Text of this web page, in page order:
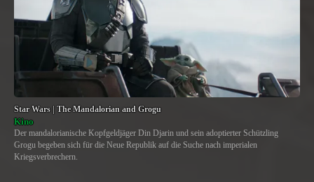
Star Wars | The Mandalorian and Grogu
Kino
Der mandalorianische Kopfgeldjäger Din Djarin und sein adoptierter Schützling
Grogu begeben sich für die Neue Republik auf die Suche nach imperialen
Kriegsverbrechern.